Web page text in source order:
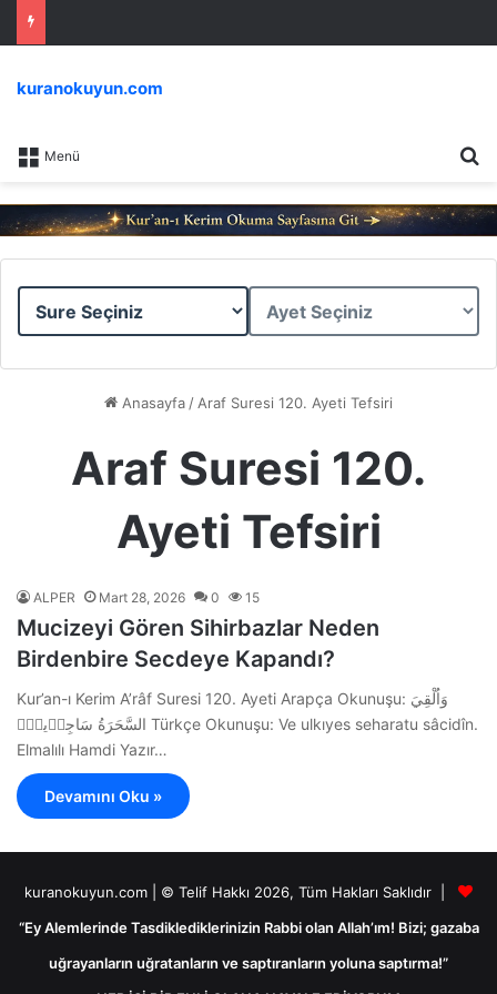
Menü
kuranokuyun.com
Sure
Ayet
Anasayfa / Araf Suresi 120. Ayeti Tefsiri
Araf Suresi 120.
Ayeti Tefsiri
ALPER Mart 28, 2026 0 15
Mucizeyi Gören Sihirbazlar Neden
Birdenbire Secdeye Kapandı?
Kur’an-ı Kerim A’râf Suresi 120. Ayeti Arapça Okunuşu: وَاُلْقِيَ
السَّحَرَةُ سَاجِد۪ينَۙ Türkçe Okunuşu: Ve ulkıyes seharatu sâcidîn.
Elmalılı Hamdi Yazır…
Devamını Oku »
kuranokuyun.com | © Telif Hakkı 2026, Tüm Hakları Saklıdır |
“Ey Alemlerinde Tasdiklediklerinizin Rabbi olan Allah’ım! Bizi; gazaba
uğrayanların uğratanların ve saptıranların yoluna saptırma!”